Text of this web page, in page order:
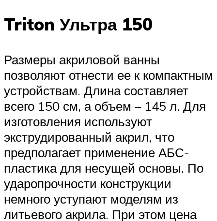
Triton Ультра 150
Размеры акриловой ванны
позволяют отнести ее к компактным
устройствам. Длина составляет
всего 150 см, а объем – 145 л. Для
изготовления используют
экструдированный акрил, что
предполагает применение АБС-
пластика для несущей основы. По
ударопрочности конструкции
немного уступают моделям из
литьевого акрила. При этом цена